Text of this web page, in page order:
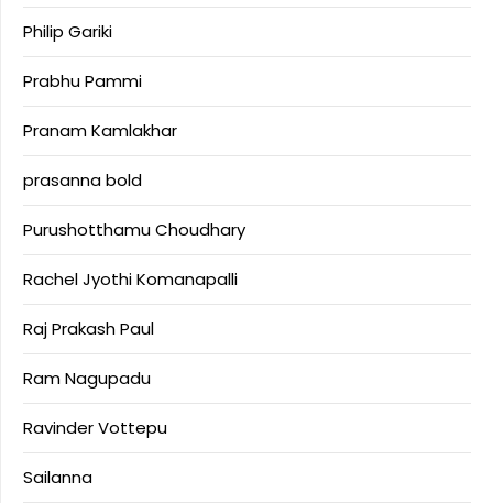
Philip Gariki
Prabhu Pammi
Pranam Kamlakhar
prasanna bold
Purushotthamu Choudhary
Rachel Jyothi Komanapalli
Raj Prakash Paul
Ram Nagupadu
Ravinder Vottepu
Sailanna